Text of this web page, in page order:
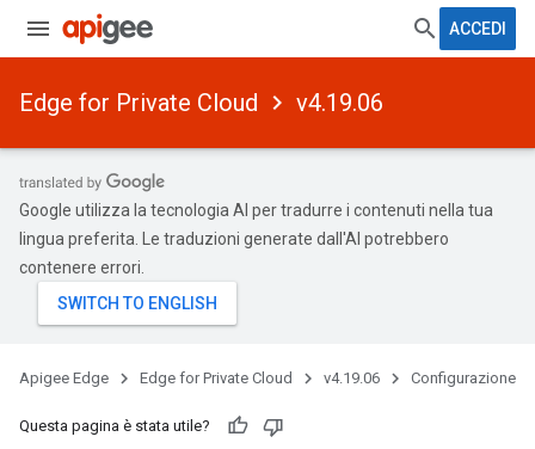
ACCEDI
Edge for Private Cloud v4.19.06
Google utilizza la tecnologia AI per tradurre i contenuti nella tua
lingua preferita. Le traduzioni generate dall'AI potrebbero
contenere errori.
Apigee Edge Edge for Private Cloud v4.19.06 Configurazione
Questa pagina è stata utile?